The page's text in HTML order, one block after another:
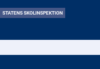
STATENS SKOLINSPEKTION